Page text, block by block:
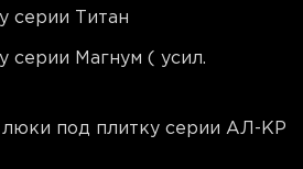
серии Титан
серии Магнум ( усил.
люки под плитку серии АЛ-КР